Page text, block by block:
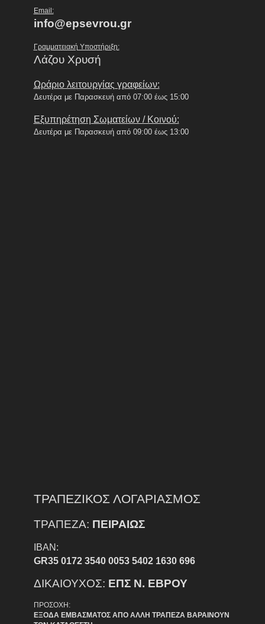
Email:
info@epsevrou.gr
Γραμματειακή Υποστήριξη:
Λάζου Χρυσή
Ωράριο λειτουργίας γραφείων:
Δευτέρα με Παρασκευή από 07:00 έως 15:00
Εξυπηρέτηση Σωματείων / Κοινού:
Δευτέρα με Παρασκευή από 09:00 έως 13:00
ΤΡΑΠΕΖΙΚΟΣ ΛΟΓΑΡΙΑΣΜΟΣ
ΤΡΑΠΕΖΑ: ΠΕΙΡΑΙΩΣ
IBAN:
GR35 0172 3540 0053 5402 1630 696
ΔΙΚΑΙΟΥΧΟΣ: ΕΠΣ Ν. ΕΒΡΟΥ
ΠΡΟΣΟΧΗ:
ΕΞΟΔΑ ΕΜΒΑΣΜΑΤΟΣ ΑΠΟ ΑΛΛΗ ΤΡΑΠΕΖΑ ΒΑΡΑΙΝΟΥΝ